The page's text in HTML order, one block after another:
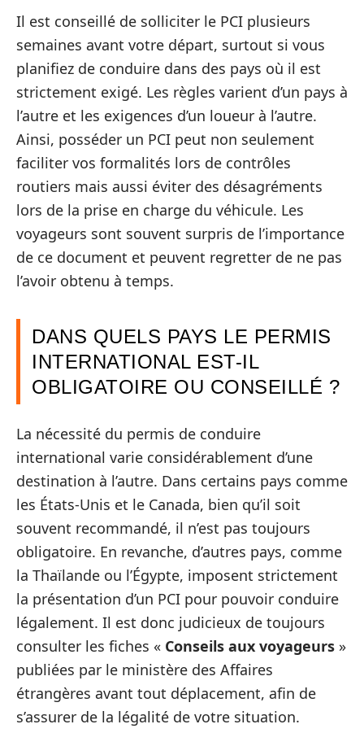
Il est conseillé de solliciter le PCI plusieurs
semaines avant votre départ, surtout si vous
planifiez de conduire dans des pays où il est
strictement exigé. Les règles varient d’un pays à
l’autre et les exigences d’un loueur à l’autre.
Ainsi, posséder un PCI peut non seulement
faciliter vos formalités lors de contrôles
routiers mais aussi éviter des désagréments
lors de la prise en charge du véhicule. Les
voyageurs sont souvent surpris de l’importance
de ce document et peuvent regretter de ne pas
l’avoir obtenu à temps.
DANS QUELS PAYS LE PERMIS
INTERNATIONAL EST-IL
OBLIGATOIRE OU CONSEILLÉ ?
La nécessité du permis de conduire
international varie considérablement d’une
destination à l’autre. Dans certains pays comme
les États-Unis et le Canada, bien qu’il soit
souvent recommandé, il n’est pas toujours
obligatoire. En revanche, d’autres pays, comme
la Thaïlande ou l’Égypte, imposent strictement
la présentation d’un PCI pour pouvoir conduire
légalement. Il est donc judicieux de toujours
consulter les fiches « Conseils aux voyageurs »
publiées par le ministère des Affaires
étrangères avant tout déplacement, afin de
s’assurer de la légalité de votre situation.